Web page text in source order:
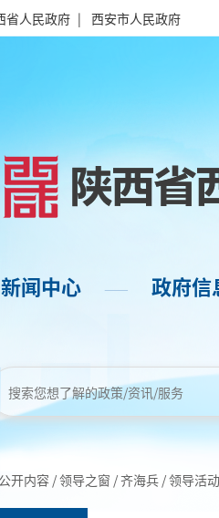
省人民政府 | 西安市人民政府
新闻中心 —— 政府信
开内容 /领导之窗 /齐海兵 /领导活动